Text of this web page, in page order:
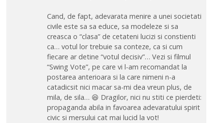
Cand, de fapt, adevarata menire a unei societati
civile este sa sa educe, sa modeleze si sa
creasca o “clasa” de cetateni lucizi si constienti
ca… votul lor trebuie sa conteze, ca si cum
fiecare ar detine “votul decisiv”… Vezi si filmul
“Swing Vote”, pe care vi l-am recomandat la
postarea anterioara si la care nimeni n-a
catadicsit nici macar sa-mi dea vreun plus, de
mila, de sila… 😆 Dragilor, nici nu stiti ce pierdeti:
propaganda abila in favoarea adevaratului spirit
civic si mersului cat mai lucid la vot!